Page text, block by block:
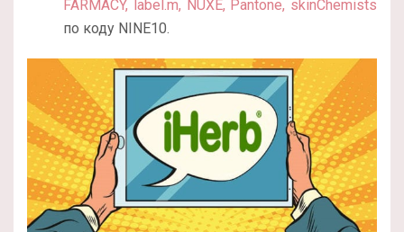
FARMACY, label.m, NUXE, Pantone, skinChemists
по коду NINE10.